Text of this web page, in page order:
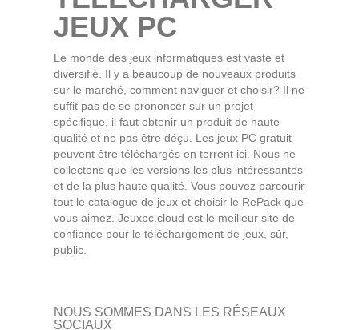
JEUX PC
Le monde des jeux informatiques est vaste et
diversifié. Il y a beaucoup de nouveaux produits
sur le marché, comment naviguer et choisir? Il ne
suffit pas de se prononcer sur un projet
spécifique, il faut obtenir un produit de haute
qualité et ne pas être déçu. Les jeux PC gratuit
peuvent être téléchargés en torrent ici. Nous ne
collectons que les versions les plus intéressantes
et de la plus haute qualité. Vous pouvez parcourir
tout le catalogue de jeux et choisir le RePack que
vous aimez. Jeuxpc.cloud est le meilleur site de
confiance pour le téléchargement de jeux, sûr,
public.
NOUS SOMMES DANS LES RÉSEAUX
SOCIAUX